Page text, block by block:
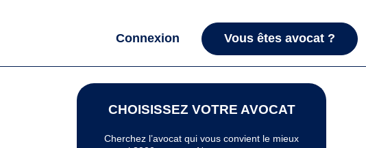
Connexion Vous êtes avocat ?
CHOISISSEZ VOTRE AVOCAT
Cherchez l’avocat qui vous convient le mieux